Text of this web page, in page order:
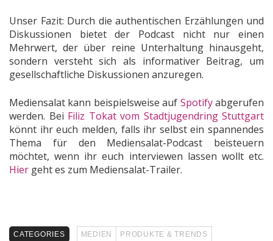
Unser Fazit: Durch die authentischen Erzählungen und
Diskussionen bietet der Podcast nicht nur einen
Mehrwert, der über reine Unterhaltung hinausgeht,
sondern versteht sich als informativer Beitrag, um
gesellschaftliche Diskussionen anzuregen.
Mediensalat kann beispielsweise auf Spotifyabgerufen
werden. Bei Filiz Tokat vom Stadtjugendring Stuttgart
könnt ihr euch melden, falls ihr selbst ein spannendes
Thema für den Mediensalat-Podcast beisteuern
möchtet, wenn ihr euch interviewen lassen wollt etc.
Hier geht es zum Mediensalat-Trailer.
CATEGORIES MEDIEN PRODUKTE & TRENDS